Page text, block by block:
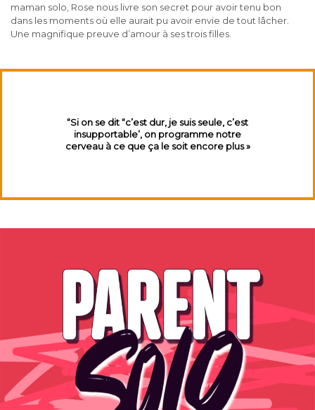
maman solo, Rose nous livre son secret pour avoir tenu bon
dans les moments où elle aurait pu avoir envie de tout lâcher.
Une magnifique preuve d’amour à ses trois filles.
“Si on se dit “c’est dur, je suis seule, c’est
insupportable’, on programme notre
cerveau à ce que ça le soit encore plus »